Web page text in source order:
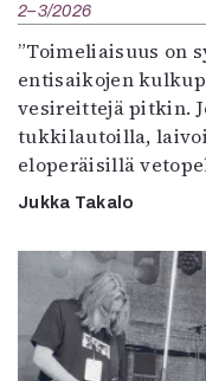
2–3/2026
”Toimeliaisuus on
entisaikojen
vesireittejä pitkin.
tukkilautoilla,
eloperäisillä
Jukka Takalo